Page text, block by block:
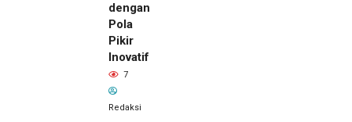
dengan
Pola
Pikir
Inovatif
7
Redaksi
Pemilik
Royal
Phone